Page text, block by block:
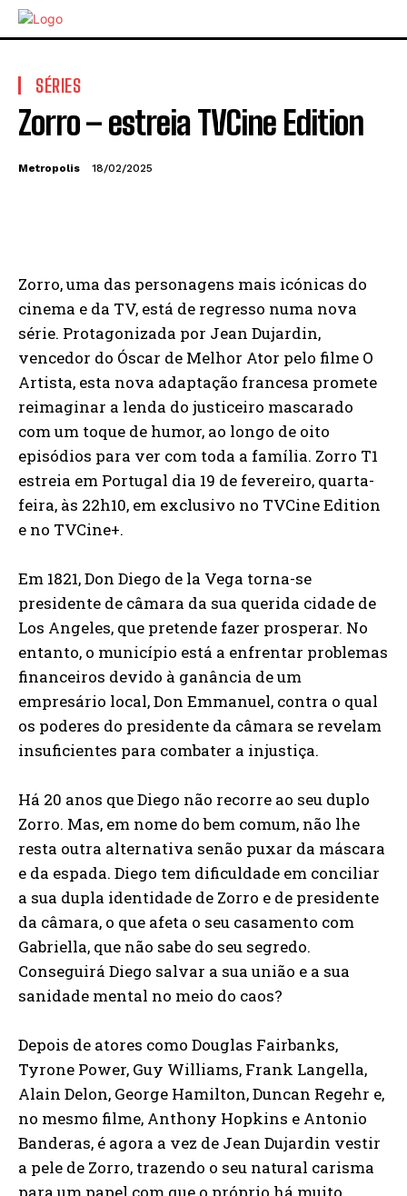
SÉRIES
Zorro – estreia TVCine Edition
Metropolis 18/02/2025
Zorro, uma das personagens mais icónicas do
cinema e da TV, está de regresso numa nova
série. Protagonizada por Jean Dujardin,
vencedor do Óscar de Melhor Ator pelo filme O
Artista, esta nova adaptação francesa promete
reimaginar a lenda do justiceiro mascarado
com um toque de humor, ao longo de oito
episódios para ver com toda a família. Zorro T1
estreia em Portugal dia 19 de fevereiro, quarta-
feira, às 22h10, em exclusivo no TVCine Edition
e no TVCine+.
Em 1821, Don Diego de la Vega torna-se
presidente de câmara da sua querida cidade de
Los Angeles, que pretende fazer prosperar. No
entanto, o município está a enfrentar problemas
financeiros devido à ganância de um
empresário local, Don Emmanuel, contra o qual
os poderes do presidente da câmara se revelam
insuficientes para combater a injustiça.
Há 20 anos que Diego não recorre ao seu duplo
Zorro. Mas, em nome do bem comum, não lhe
resta outra alternativa senão puxar da máscara
e da espada. Diego tem dificuldade em conciliar
a sua dupla identidade de Zorro e de presidente
da câmara, o que afeta o seu casamento com
Gabriella, que não sabe do seu segredo.
Conseguirá Diego salvar a sua união e a sua
sanidade mental no meio do caos?
Depois de atores como Douglas Fairbanks,
Tyrone Power, Guy Williams, Frank Langella,
Alain Delon, George Hamilton, Duncan Regehr e,
no mesmo filme, Anthony Hopkins e Antonio
Banderas, é agora a vez de Jean Dujardin vestir
a pele de Zorro, trazendo o seu natural carisma